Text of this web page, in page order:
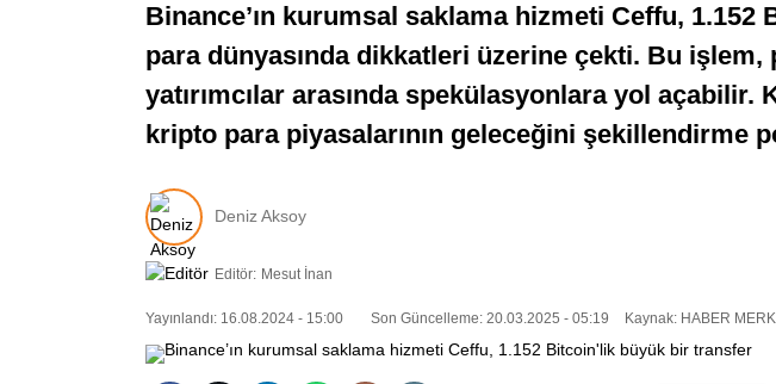
Binance’ın kurumsal saklama hizmeti Ceffu,
para dünyasında dikkatleri üzerine çekti. Bu
yatırımcılar arasında spekülasyonlara yol
kripto para piyasalarının geleceğini şekillendirme
Deniz Aksoy
Editör: Mesut İnan
Yayınlandı: 16.08.2024 - 15:00 Son Güncelleme: 20.03.2025 - 05:19 Kaynak: HABER